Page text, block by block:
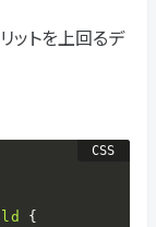
ットを上回るデ
{